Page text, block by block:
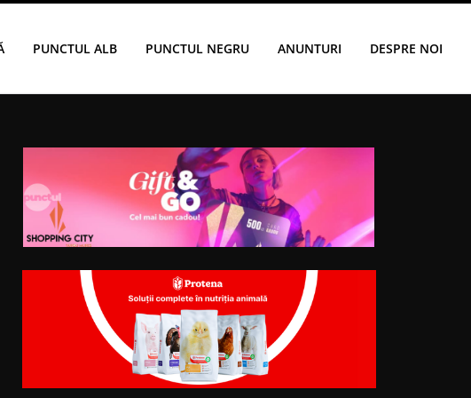
PUNCTUL ALB PUNCTUL NEGRU ANUNTURI DESPRE NOI